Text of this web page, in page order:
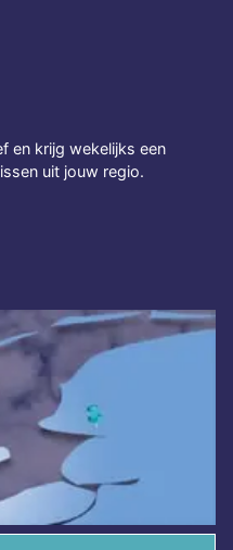
en krijg wekelijks een
uit jouw regio.